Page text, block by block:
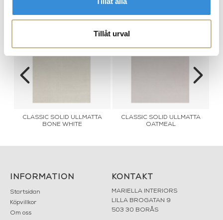
Tillåt urval
CLASSIC SOLID ULLMATTA
BONE WHITE
CLASSIC SOLID ULLMATTA
OATMEAL
INFORMATION
Startsidan
Köpvillkor
Om oss
KONTAKT
MARIELLA INTERIORS
LILLA BROGATAN 9
503 30 BORÅS